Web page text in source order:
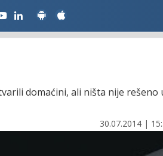
domaćini, ali ništa nije rešeno
30.07.2014 |